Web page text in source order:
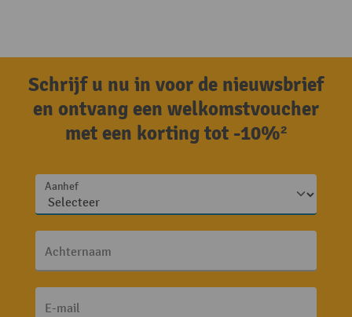
Schrijf u nu in voor de nieuwsbrief
en ontvang een welkomstvoucher
met een korting tot -10%²
Aanhef
Achternaam
E-mail